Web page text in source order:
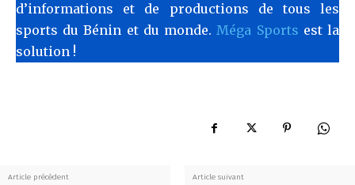
d’informations et de productions de tous les
sports du Bénin et du monde.Méga Sports est la
solution !
Article précédent Article suivant